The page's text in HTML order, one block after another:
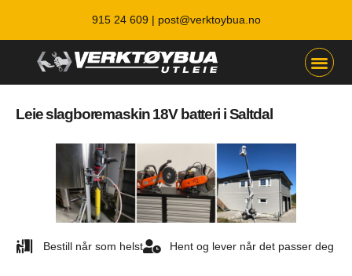
915 24 609 | post@verktoybua.no
Leie slagboremaskin 18V batteri i Saltdal
Bestill når som helst Hent og lever når det passer deg